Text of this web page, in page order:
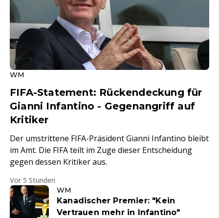
WM
FIFA-Statement: Rückendeckung für
Gianni Infantino - Gegenangriff auf
Kritiker
Der umstrittene FIFA-Präsident Gianni Infantino bleibt
im Amt. Die FIFA teilt im Zuge dieser Entscheidung
gegen dessen Kritiker aus.
Vor 5 Stunden
WM
Kanadischer Premier: "Kein
Vertrauen mehr in Infantino"